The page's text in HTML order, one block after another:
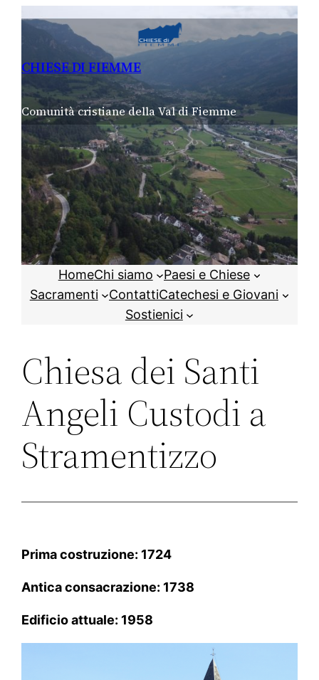
CHIESE DI FIEMME
Comunità cristiane della Val di Fiemme
HomeChi siamo
Paesi e Chiese
Sacramenti
ContattiCatechesi e Giovani
Sostienici
Chiesa dei Santi
Angeli Custodi a
Stramentizzo
Prima costruzione: 1724
Antica consacrazione: 1738
Edificio attuale: 1958